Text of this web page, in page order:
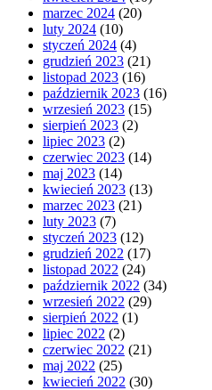
marzec 2024 (20)
luty 2024 (10)
styczeń 2024 (4)
grudzień 2023 (21)
listopad 2023 (16)
październik 2023 (16)
wrzesień 2023 (15)
sierpień 2023 (2)
lipiec 2023 (2)
czerwiec 2023 (14)
maj 2023 (14)
kwiecień 2023 (13)
marzec 2023 (21)
luty 2023 (7)
styczeń 2023 (12)
grudzień 2022 (17)
listopad 2022 (24)
październik 2022 (34)
wrzesień 2022 (29)
sierpień 2022 (1)
lipiec 2022 (2)
czerwiec 2022 (21)
maj 2022 (25)
kwiecień 2022 (30)